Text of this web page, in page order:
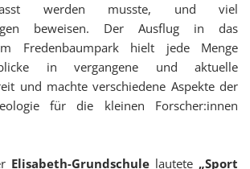
werden musste, und viel
beweisen. Der Ausflug in das
Fredenbaumpark hielt jede Menge
in vergangene und aktuelle
und machte verschiedene Aspekte der
für die kleinen Forscher:innen
Elisabeth-Grundschulelautete „Sport